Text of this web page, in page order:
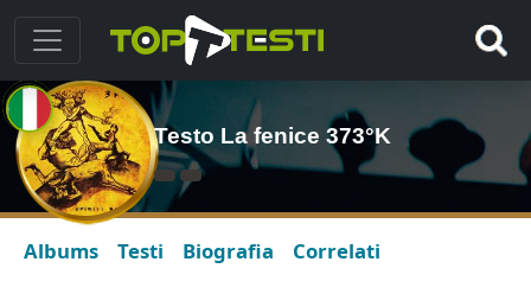
Testo La fenice 373°K
Albums Testi Biografia Correlati